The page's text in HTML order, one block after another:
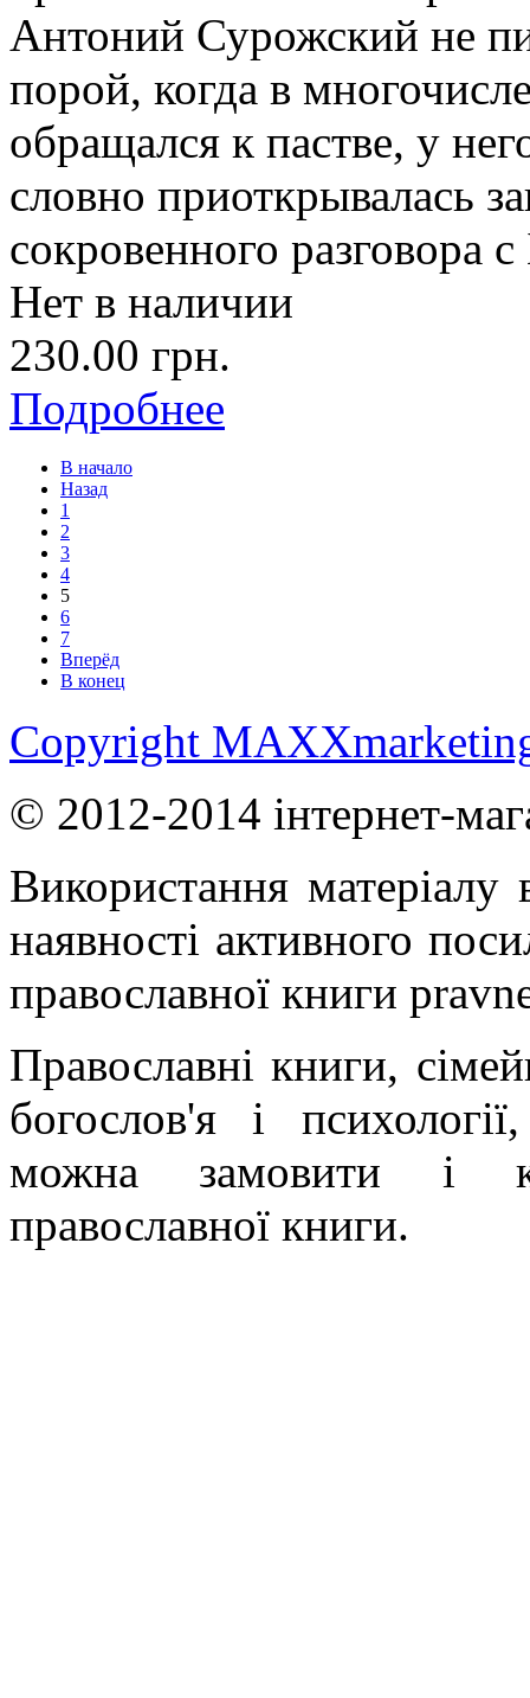
Антоний Сурожский не
порой, когда в
обращался к пастве, у
словно приоткрывалась
сокровенного разговора
Нет в наличии
230.00 грн.
Подробнее
В начало
Назад
1
2
3
4
5
6
7
Вперёд
В конец
Copyright
© 2012-2014 інтернет-
Використання матеріалу
наявності активного
православної книги
Православні книги,
богослов'я і
можна замовити і
православної книги.